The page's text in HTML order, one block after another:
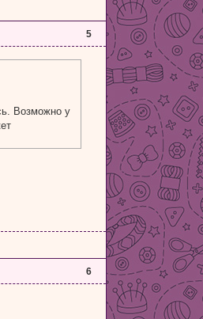
5
Возможно у
6